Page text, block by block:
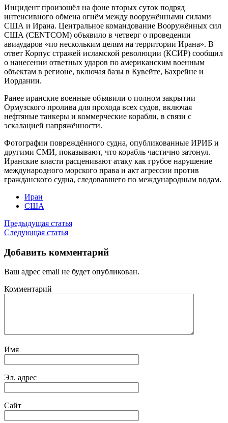
Инцидент произошёл на фоне вторых суток подряд
интенсивного обмена огнём между вооружёнными силами
США и Ирана. Центральное командование Вооружённых сил
США (CENTCOM) объявило в четверг о проведении
авиаударов «по нескольким целям на территории Ирана». В
ответ Корпус стражей исламской революции (КСИР) сообщил
о нанесении ответных ударов по американским военным
объектам в регионе, включая базы в Кувейте, Бахрейне и
Иордании.
Ранее иранские военные объявили о полном закрытии
Ормузского пролива для прохода всех судов, включая
нефтяные танкеры и коммерческие корабли, в связи с
эскалацией напряжённости.
Фотографии повреждённого судна, опубликованные ИРИБ и
другими СМИ, показывают, что корабль частично затонул.
Иранские власти расценивают атаку как грубое нарушение
международного морского права и акт агрессии против
гражданского судна, следовавшего по международным водам.
Иран
США
Предыдущая статья
Следующая статья
Добавить комментарий
Ваш адрес email не будет опубликован.
Комментарий
Имя
Эл. адрес
Сайт